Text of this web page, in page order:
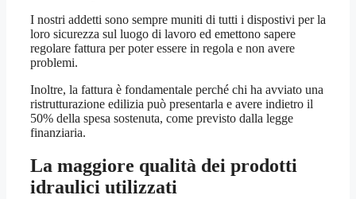
I nostri addetti sono sempre muniti di tutti i dispostivi per la
loro sicurezza sul luogo di lavoro ed emettono sapere
regolare fattura per poter essere in regola e non avere
problemi.
Inoltre, la fattura è fondamentale perché chi ha avviato una
ristrutturazione edilizia può presentarla e avere indietro il
50% della spesa sostenuta, come previsto dalla legge
finanziaria.
La maggiore qualità dei prodotti
idraulici utilizzati